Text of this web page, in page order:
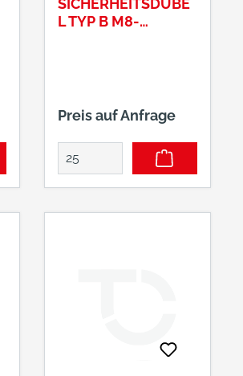
SICHERHEITSDÜBE
L TYP B M8-
Preis auf Anfrage